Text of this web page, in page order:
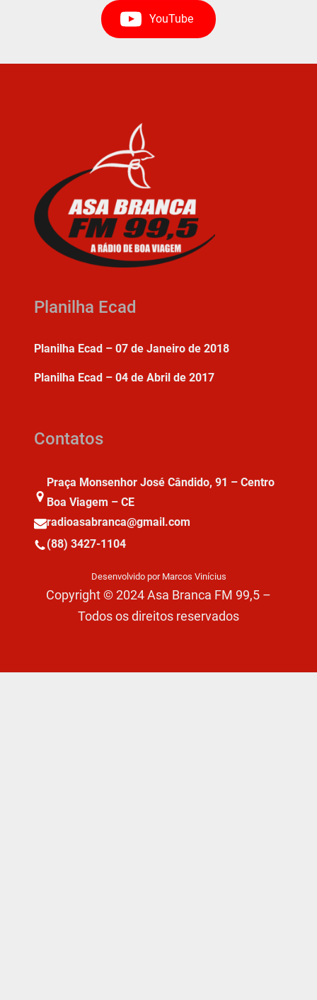
YouTube
Planilha Ecad
Planilha Ecad – 07 de Janeiro de 2018
Planilha Ecad – 04 de Abril de 2017
Contatos
Praça Monsenhor José Cândido, 91 – Centro
Boa Viagem – CE
radioasabranca@gmail.com
(88) 3427-1104
Desenvolvido por Marcos Vinícius
Copyright © 2024 Asa Branca FM 99,5 –
Todos os direitos reservados